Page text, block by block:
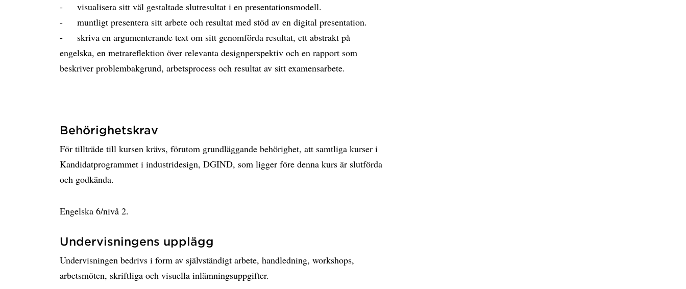
- visualisera sitt väl gestaltade slutresultat i en presentationsmodell.
- muntligt presentera sitt arbete och resultat med stöd av en digital presentation.
- skriva en argumenterande text om sitt genomförda resultat, ett abstrakt på
engelska, en metrareflektion över relevanta designperspektiv och en rapport som
beskriver problembakgrund, arbetsprocess och resultat av sitt examensarbete.
Behörighetskrav
För tillträde till kursen krävs, förutom grundläggande behörighet, att samtliga kurser i
Kandidatprogrammet i industridesign, DGIND, som ligger före denna kurs är slutförda
och godkända.
Engelska 6/nivå 2.
Undervisningens upplägg
Undervisningen bedrivs i form av självständigt arbete, handledning, workshops,
arbetsmöten, skriftliga och visuella inlämningsuppgifter.